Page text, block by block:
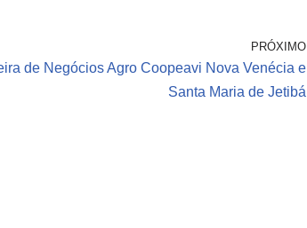
PRÓXIMO
de Negócios Agro Coopeavi Nova Venécia e
Santa Maria de Jetibá